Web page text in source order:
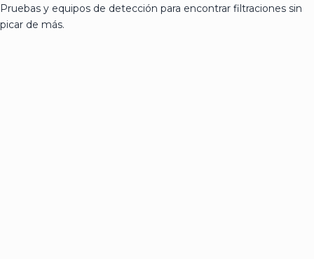
Pruebas y equipos de detección para encontrar filtraciones sin
picar de más.